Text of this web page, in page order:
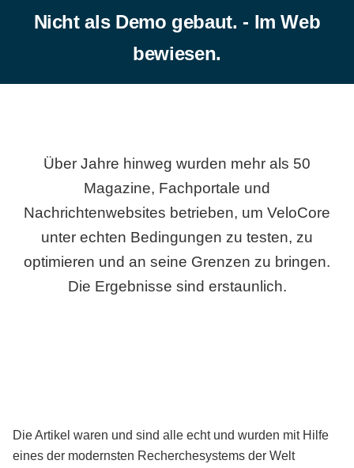
Nicht als Demo gebaut. - Im Web
bewiesen.
Über Jahre hinweg wurden mehr als 50
Magazine, Fachportale und
Nachrichtenwebsites betrieben, um VeloCore
unter echten Bedingungen zu testen, zu
optimieren und an seine Grenzen zu bringen.
Die Ergebnisse sind erstaunlich.
Die Artikel waren und sind alle echt und wurden mit Hilfe
eines der modernsten Recherchesystems der Welt